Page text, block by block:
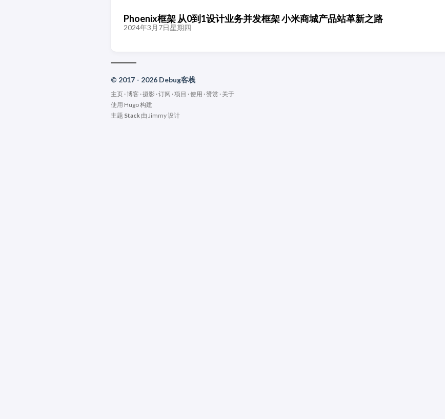
Phoenix框架 从0到1设计业务并发框架 小米商城产品站革新之路
2024年3月7日星期四
© 2017 - 2026 Debug客栈
主页·博客 ·摄影·订阅 ·项目 ·使用 ·赞赏· 关于
使用 Hugo构建
主题 Stack由 Jimmy设计